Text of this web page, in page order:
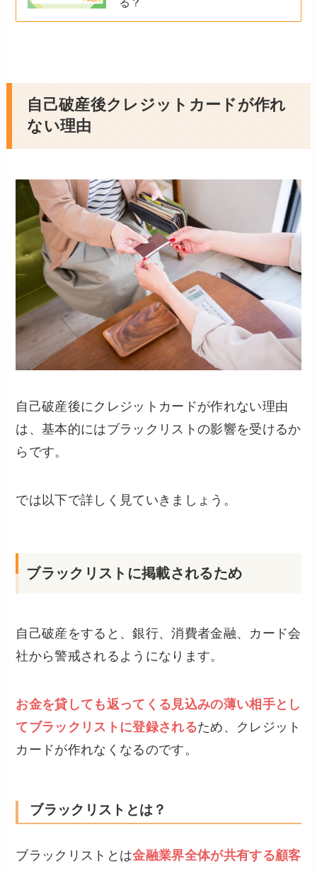
自己破産後クレジットカードが作れ
ない理由
自己破産後にクレジットカードが作れない理由
は、基本的にはブラックリストの影響を受けるか
らです。
では以下で詳しく見ていきましょう。
ブラックリストに掲載されるため
自己破産をすると、銀行、消費者金融、カード会
社から警戒されるようになります。
お金を貸しても返ってくる見込みの薄い相手とし
てブラックリストに登録されるため、クレジット
カードが作れなくなるのです。
ブラックリストとは？
ブラックリストとは金融業界全体が共有する顧客